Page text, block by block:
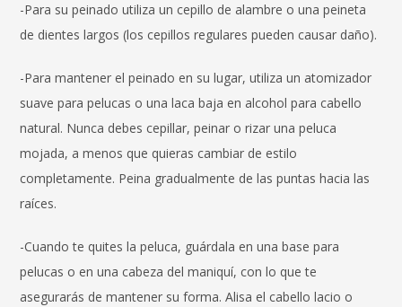
-Para su peinado utiliza un cepillo de alambre o una peineta
de dientes largos (los cepillos regulares pueden causar daño).
-Para mantener el peinado en su lugar, utiliza un atomizador
suave para pelucas o una laca baja en alcohol para cabello
natural. Nunca debes cepillar, peinar o rizar una peluca
mojada, a menos que quieras cambiar de estilo
completamente. Peina gradualmente de las puntas hacia las
raíces.
-Cuando te quites la peluca, guárdala en una base para
pelucas o en una cabeza del maniquí, con lo que te
asegurarás de mantener su forma. Alisa el cabello lacio o